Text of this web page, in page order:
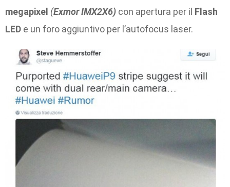
megapixel (Exmor IMX2X6) con apertura per il Flash
LED e un foro aggiuntivo per l’autofocus laser.